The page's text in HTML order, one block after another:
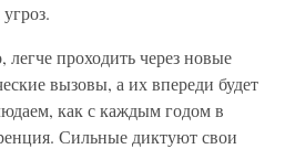
легче проходить через новые
вызовы, а их впереди будет
как с каждым годом в
Сильные диктуют свои